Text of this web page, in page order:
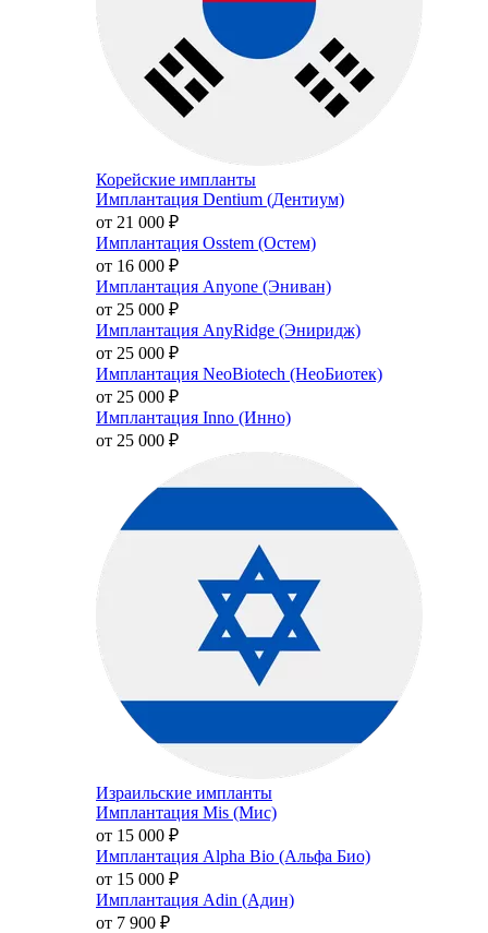
Корейские импланты
Имплантация Dentium (Дентиум)
от 21 000 ₽
Имплантация Osstem (Остем)
от 16 000 ₽
Имплантация Anyone (Эниван)
от 25 000 ₽
Имплантация AnyRidge (Эниридж)
от 25 000 ₽
Имплантация NeoBiotech (НеоБиотек)
от 25 000 ₽
Имплантация Inno (Инно)
от 25 000 ₽
Израильские импланты
Имплантация Mis (Мис)
от 15 000 ₽
Имплантация Alpha Bio (Альфа Био)
от 15 000 ₽
Имплантация Adin (Адин)
от 7 900 ₽